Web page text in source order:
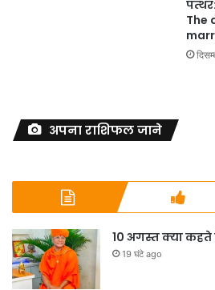
The
अपना राशिफल जाने
10 अगस्त क्या
19 घंटे ago